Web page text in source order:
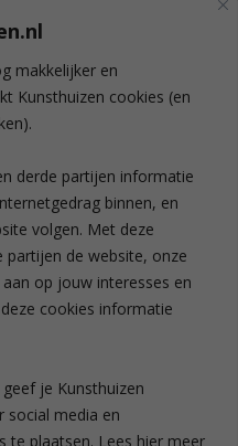
makkelijker en
Kunsthuizen cookies (en
derde partijen informatie
binnen, en
volgen. Met deze
partijen de website, onze
op jouw interesses en
cookies informatie
je Kunsthuizen
media en
te plaatsen. Lees hier meer